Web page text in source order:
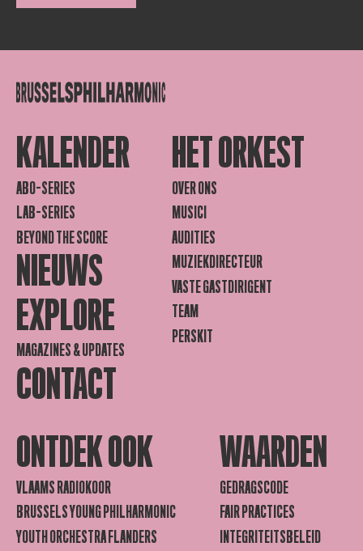
KALENDER
ABO-SERIES
LAB-SERIES
BEYOND THE SCORE
NIEUWS
EXPLORE
MAGAZINES & UPDATES
CONTACT
HET ORKEST
OVER ONS
MUSICI
AUDITIES
MUZIEKDIRECTEUR
VASTE GASTDIRIGENT
TEAM
PERSKIT
ONTDEK OOK
VLAAMS RADIOKOOR
BRUSSELS YOUNG PHILHARMONIC
YOUTH ORCHESTRA FLANDERS
WAARDEN
GEDRAGSCODE
FAIR PRACTICES
INTEGRITEITSBELEID